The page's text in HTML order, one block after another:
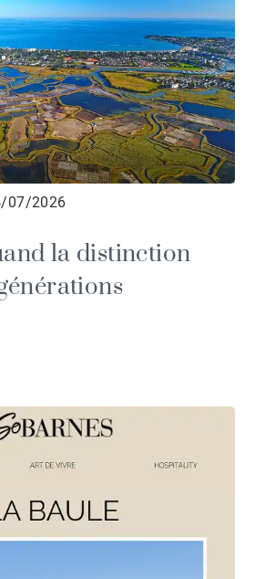
07/2026
la distinction